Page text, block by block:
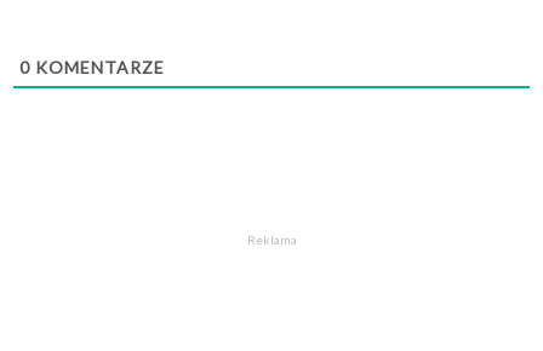
0 KOMENTARZE
Reklama